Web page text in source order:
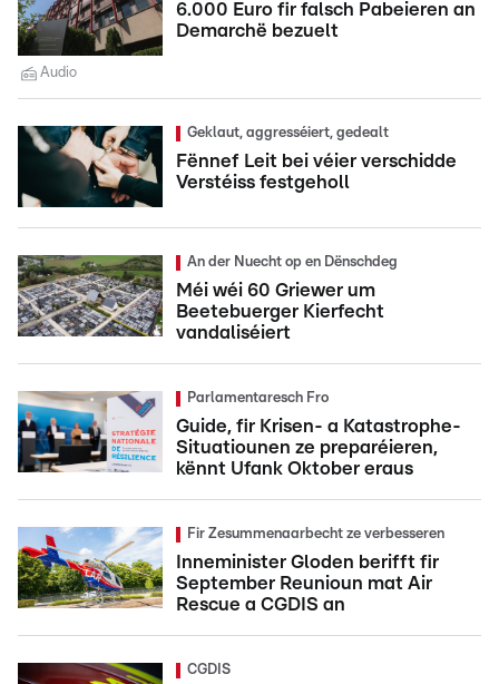
6.000 Euro fir falsch Pabeieren an
Demarchë bezuelt
Audio
Geklaut, aggresséiert, gedealt
Fënnef Leit bei véier verschidde
Verstéiss festgeholl
An der Nuecht op en Dënschdeg
Méi wéi 60 Griewer um
Beetebuerger Kierfecht
vandaliséiert
Parlamentaresch Fro
Guide, fir Krisen- a Katastrophe-
Situatiounen ze preparéieren,
kënnt Ufank Oktober eraus
Fir Zesummenaarbecht ze verbesseren
Inneminister Gloden berifft fir
September Reunioun mat Air
Rescue a CGDIS an
CGDIS